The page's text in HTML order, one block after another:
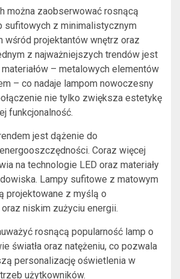
można zaobserwować rosnącą
sufitowych z minimalistycznym
wśród projektantów wnętrz oraz
z najważniejszych trendów jest
– metalowych elementów
– co nadaje lampom nowoczesny
nie tylko zwiększa estetykę
funkcjonalność.
jest dążenie do
Coraz więcej
na technologie LED oraz materiały
Lampy sufitowe z matowym
projektowane z myślą o
niskim zużyciu energii.
rosnącą popularność lamp o
światła oraz natężeniu, co pozwala
personalizację oświetlenia w
użytkowników.